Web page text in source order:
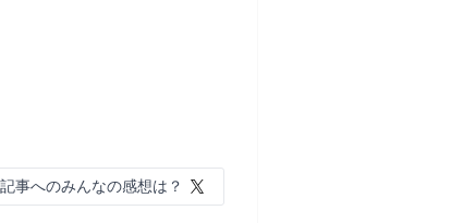
事へのみんなの感想は？